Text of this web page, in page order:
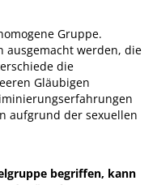
Gruppe.
ausgemacht werden, die
die
Gläubigen
aufgrund der sexuellen
begriffen, kann